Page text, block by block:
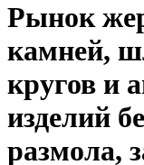
Рынок
камней,
кругов и
изделий
размола,